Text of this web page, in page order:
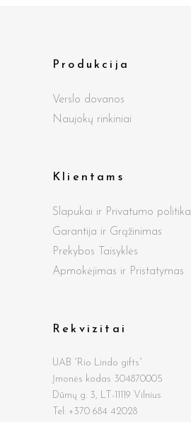
Produkcija
Verslo dovanos
Naujokų rinkiniai
Klientams
Slapukai ir Privatumo politika
Garantija ir Grąžinimas
Prekybos Taisyklės
Apmokėjimas ir Pristatymas
Rekvizitai
UAB “Rio Lindo gifts”
Įmonės kodas 304870005
Dūmų g. 3, LT-11119 Vilnius
Tel: +370 684 42028